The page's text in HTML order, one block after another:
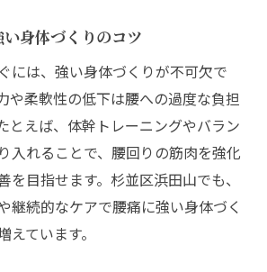
身体づくりのコツ
には、強い身体づくりが不可欠で
や柔軟性の低下は腰への過度な負担
とえば、体幹トレーニングやバラン
入れることで、腰回りの筋肉を強化
を目指せます。杉並区浜田山でも、
継続的なケアで腰痛に強い身体づく
えています。